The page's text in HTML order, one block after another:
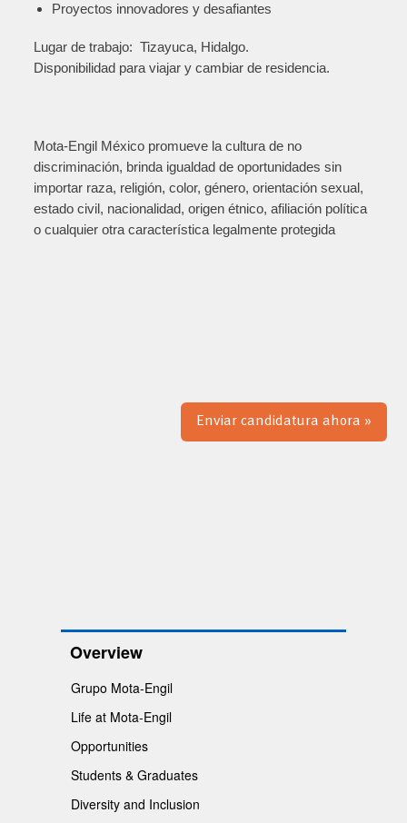
Proyectos innovadores y desafiantes
Lugar de trabajo: Tizayuca, Hidalgo.
Disponibilidad para viajar y cambiar de residencia.
Mota-Engil México promueve la cultura de no
discriminación, brinda igualdad de oportunidades sin
importar raza, religión, color, género, orientación sexual,
estado civil, nacionalidad, origen étnico, afiliación política
o cualquier otra característica legalmente protegida
Enviar candidatura ahora »
Overview
Grupo Mota-Engil
Life at Mota-Engil
Opportunities
Students & Graduates
Diversity and Inclusion